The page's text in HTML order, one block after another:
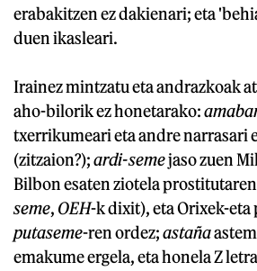
erabakitzen ez dakienari; eta
duen ikasleari.
Irainez mintzatu eta andrazkoak
aho-bilorik ez honetarako:
txerrikumeari eta andre narrasari
(zitzaion?);ardi-semejaso zuen
Bilbon esaten ziotela
seme, OEH-k dixit), eta Orixek-eta
putaseme-ren ordez;astaña
emakume ergela, eta honela Z